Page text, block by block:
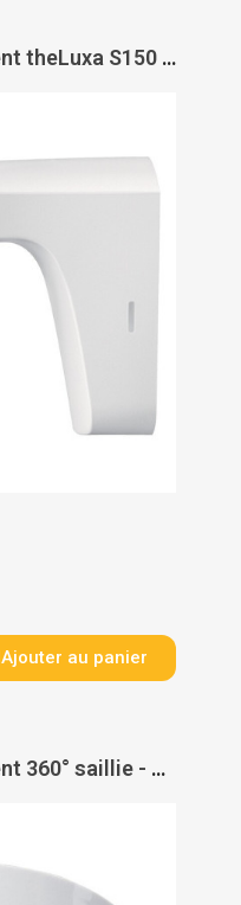
Détecteur de mouvement theLuxa S150 - THEBEN
Ajouter au panier
Détecteur de mouvement 360° saillie - THEBEN